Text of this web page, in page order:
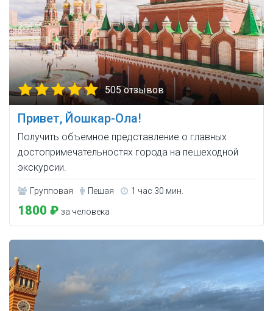
505 отзывов
Привет, Йошкар-Ола!
Получить объемное представление о главных
достопримечательностях города на пешеходной
экскурсии.
Групповая Пешая 1 час 30 мин.
1800 ₽ за человека